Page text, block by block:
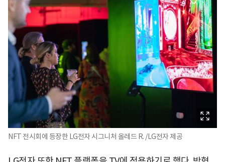
NFT 전시회에 등장한 LG전자 시그니처 올레드 R. /LG전자 제공